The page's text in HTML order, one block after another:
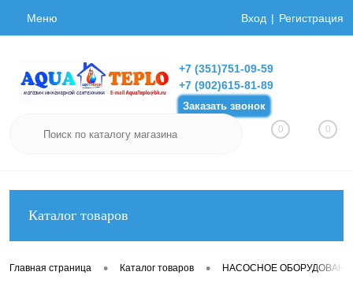
Меню Вход Регистрация
+7 (351)751-09-59
+7 (902)615-81-89
Заказать звонок
0 0
Каталог товаров
Главная страница • Каталог товаров • НАСОСНОЕ